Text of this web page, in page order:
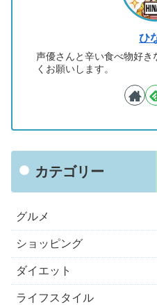
ひ
声優さんと辛い食べ物好き
くお願いします。
カテゴリー
グルメ
ショッピング
ダイエット
ライフスタイル